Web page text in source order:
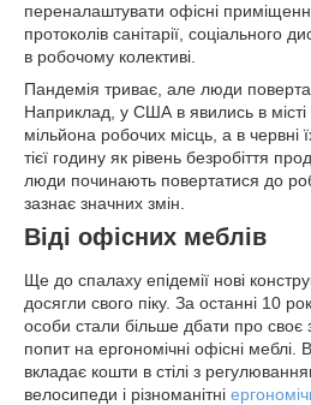
переналаштувати офісні
протоколів санітарії, соціального
в робочому колективі.
Пандемія триває, але люди
Наприклад, у США в явились в
мільйона робочих місць, а в червні
тієї годину як рівень безробіття
люди починають повертатися до
зазнає значних змін.
Віді офісних меблів
Ще до спалаху епідемії нові
досягли свого піку. За останні 10
особи стали більше дбати про своє
попит на ергономічні офісні меблі.
вкладає кошти в стілі з
велосипеди і різноманітні